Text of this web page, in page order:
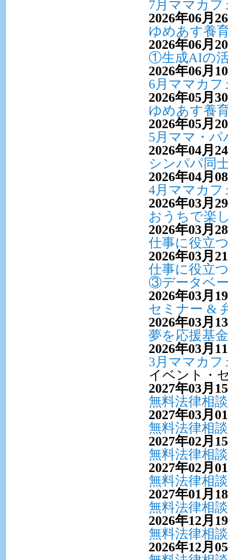
7月ママカ
2026年06月
ゆめあす養
2026年06月
①生成AIの
2026年06月
6月ママカ
2026年05月
ゆめあす養
2026年05月
5月ママ・
2026年04月
シンパパ同
2026年04月
4月ママカ
2026年03月
おうちで楽
2026年03月
仕事に役立
2026年03月
仕事に役立
③データベ
2026年03月
セミナー &
2026年03月
夢を応援基
2026年03月
3月ママカ
イベント・
2027年03月
無料法律相談
2027年03月
無料法律相談
2027年02月
無料法律相談
2027年02月
無料法律相談
2027年01月
無料法律相談
2026年12月
無料法律相談
2026年12月